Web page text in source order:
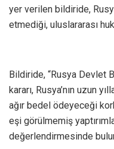
yer verilen bildiride,
etmediği, uluslararası
Bildiride, “Rusya Devlet
kararı, Rusya’nın uzun
ağır bedel ödeyeceği
eşi görülmemiş
değerlendirmesinde